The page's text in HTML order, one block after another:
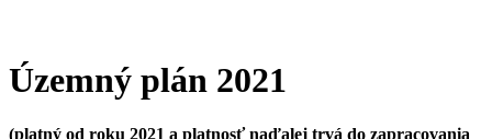
Územný plán 2021
(platný od roku 2021 a platnosť naďalej trvá do zapracovania